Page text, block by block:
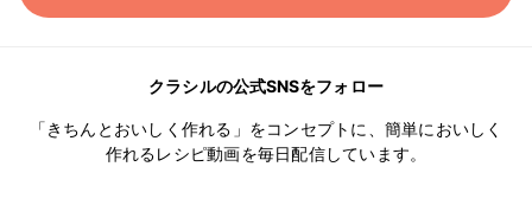
クラシルの公式SNSをフォロー
「きちんとおいしく作れる」をコンセプトに、簡単においしく
作れるレシピ動画を毎日配信しています。